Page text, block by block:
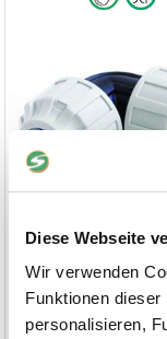
Diese Webseite
Wir verwenden
Funktionen
personalisieren,
1 Stück
ab 5 Stück
ab 10 Stück
1-2